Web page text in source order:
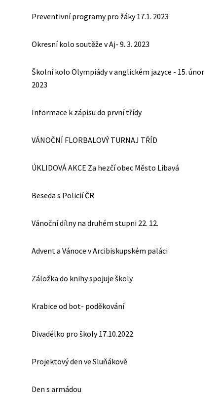
Preventivní programy pro žáky 17.1. 2023
Okresní kolo soutěže v Aj- 9. 3. 2023
Školní kolo Olympiády v anglickém jazyce - 15. únor
2023
Informace k zápisu do první třídy
VÁNOČNÍ FLORBALOVÝ TURNAJ TŘÍD
ÚKLIDOVÁ AKCE Za hezčí obec Město Libavá
Beseda s Policií ČR
Vánoční dílny na druhém stupni 22. 12.
Advent a Vánoce v Arcibiskupském paláci
Záložka do knihy spojuje školy
Krabice od bot- poděkování
Divadélko pro školy 17.10.2022
Projektový den ve Sluňákově
Den s armádou